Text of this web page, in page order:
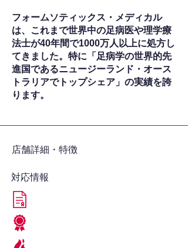
フォームソティックス・メディカル
は、これまで世界中の足病医や理学療
法士が40年間で1000万人以上に処方し
てきました。特に「足病学の世界的先
進国であるニュージーランド・オース
トラリアでトップシェア」の実績を誇
ります。
​店舗詳細・特徴
対応情報